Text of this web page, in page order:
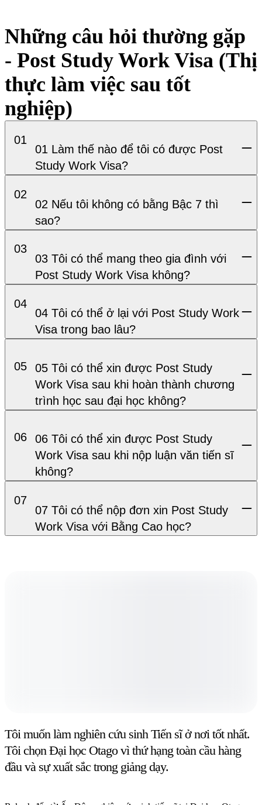
Những câu hỏi thường gặp
- Post Study Work Visa (Thị
thực làm việc sau tốt
nghiệp)
01
01 Làm thế nào để tôi có được Post
Study Work Visa?
02
02 Nếu tôi không có bằng Bậc 7 thì
sao?
03
03 Tôi có thể mang theo gia đình với
Post Study Work Visa không?
04
04 Tôi có thể ở lại với Post Study Work
Visa trong bao lâu?
05
05 Tôi có thể xin được Post Study
Work Visa sau khi hoàn thành chương
trình học sau đại học không?
06
06 Tôi có thể xin được Post Study
Work Visa sau khi nộp luận văn tiến sĩ
không?
07
07 Tôi có thể nộp đơn xin Post Study
Work Visa với Bằng Cao học?
Tôi muốn làm nghiên cứu sinh Tiến sĩ ở nơi tốt nhất.
Tôi chọn Đại học Otago vì thứ hạng toàn cầu hàng
đầu và sự xuất sắc trong giảng dạy.